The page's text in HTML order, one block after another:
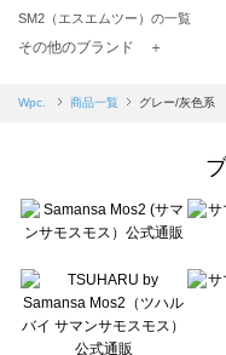
SM2（エスエムツー）の一覧
TSUHARU by Samansa Mos2（
Samansa Mos2 blue（サマンサモ
Te chichi（テチチ）の一覧
Te chichi CLASSIC（テチチ クラ
Lugnoncure（ルノンキュール）の
BETTY'S BLUE（べティーズブル
Wpc.（ワールドパーティー）の一覧
その他のブランド ＋
Wpc. 商品一覧 グレー/灰色系